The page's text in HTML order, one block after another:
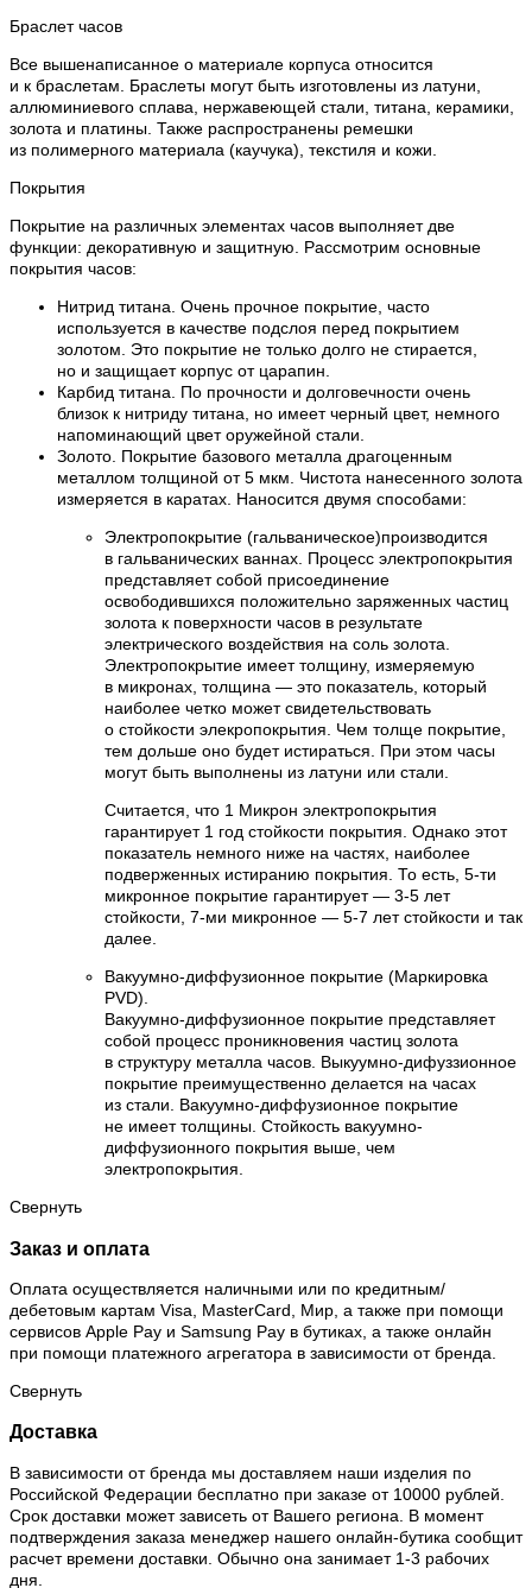
Браслет часов
Все вышенаписанное о материале корпуса относится
и к браслетам. Браслеты могут быть изготовлены из латуни,
аллюминиевого сплава, нержавеющей стали, титана, керамики,
золота и платины. Также распространены ремешки
из полимерного материала (каучука), текстиля и кожи.
Покрытия
Покрытие на различных элементах часов выполняет две
функции: декоративную и защитную. Рассмотрим основные
покрытия часов:
Нитрид титана. Очень прочное покрытие, часто
используется в качестве подслоя перед покрытием
золотом. Это покрытие не только долго не стирается,
но и защищает корпус от царапин.
Карбид титана. По прочности и долговечности очень
близок к нитриду титана, но имеет черный цвет, немного
напоминающий цвет оружейной стали.
Золото. Покрытие базового металла драгоценным
металлом толщиной от 5 мкм. Чистота нанесенного золота
измеряется в каратах. Наносится двумя способами:
Электропокрытие (гальваническое)производится
в гальванических ваннах. Процесс электропокрытия
представляет собой присоединение
освободившихся положительно заряженных частиц
золота к поверхности часов в результате
электрического воздействия на соль золота.
Электропокрытие имеет толщину, измеряемую
в микронах, толщина — это показатель, который
наиболее четко может свидетельствовать
о стойкости элекропокрытия. Чем толще покрытие,
тем дольше оно будет истираться. При этом часы
могут быть выполнены из латуни или стали.
Считается, что 1 Микрон электропокрытия
гарантирует 1 год стойкости покрытия. Однако этот
показатель немного ниже на частях, наиболее
подверженных истиранию покрытия. То есть, 5-ти
микронное покрытие гарантирует — 3-5 лет
стойкости, 7-ми микронное — 5-7 лет стойкости и так
далее.
Вакуумно-диффузионное покрытие (Маркировка
PVD).
Вакуумно-диффузионное покрытие представляет
собой процесс проникновения частиц золота
в структуру металла часов. Выкуумно-дифуззионное
покрытие преимущественно делается на часах
из стали. Вакуумно-диффузионное покрытие
не имеет толщины. Стойкость вакуумно-
диффузионного покрытия выше, чем
электропокрытия.
Свернуть
Заказ и оплата
Оплата осуществляется наличными или по кредитным/
дебетовым картам Visa, MasterCard, Мир, а также при помощи
сервисов Apple Pay и Samsung Pay в бутиках, а также онлайн
при помощи платежного агрегатора в зависимости от бренда.
Свернуть
Доставка
В зависимости от бренда мы доставляем наши изделия по
Российской Федерации бесплатно при заказе от 10000 рублей.
Срок доставки может зависеть от Вашего региона. В момент
подтверждения заказа менеджер нашего онлайн-бутика сообщит
расчет времени доставки. Обычно она занимает 1-3 рабочих
дня.